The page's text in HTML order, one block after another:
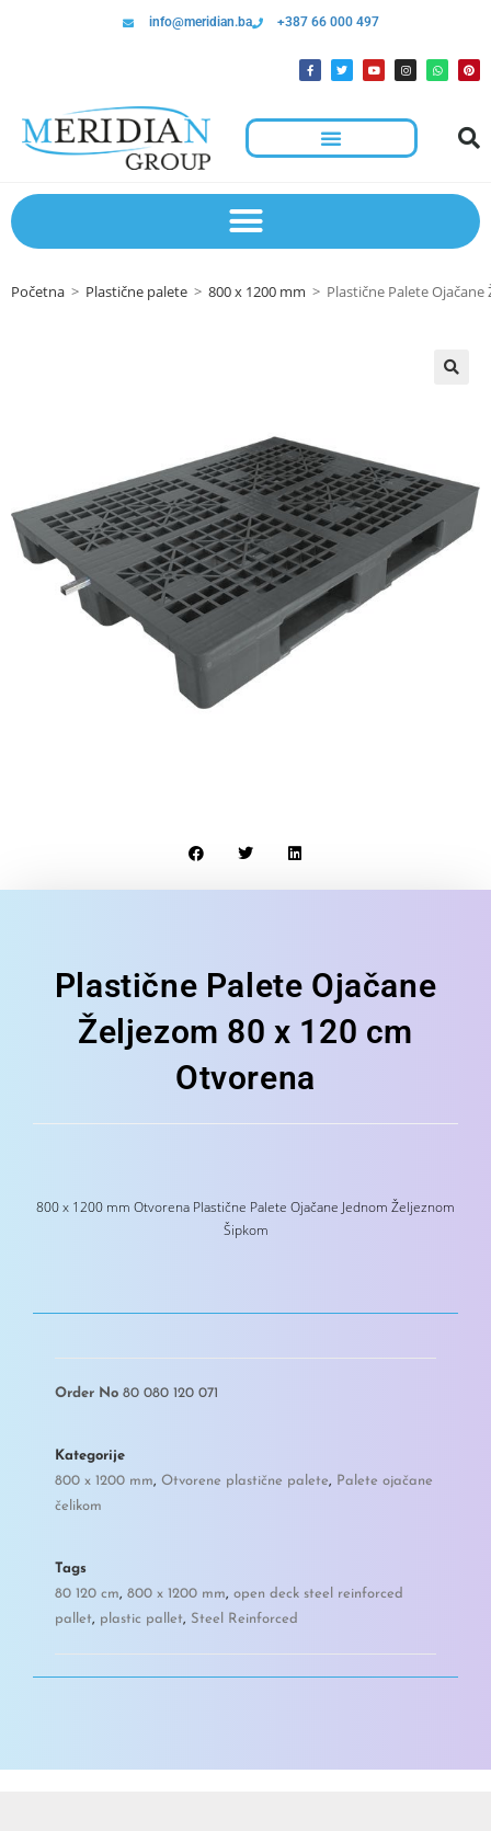
info@meridian.ba +387 66 000 497
Početna > Plastične palete > 800 x 1200 mm > Plastične Palete
Plastične Palete Ojačane
Željezom 80 x 120 cm
Otvorena
800 x 1200 mm Otvorena Plastične Palete Ojačane Jednom Željeznom
Šipkom
Order No 80 080 120 071
Kategorije
800 x 1200 mm, Otvorene plastične palete, Palete ojačane
čelikom
Tags
80 120 cm, 800 x 1200 mm, open deck steel reinforced
pallet, plastic pallet, Steel Reinforced